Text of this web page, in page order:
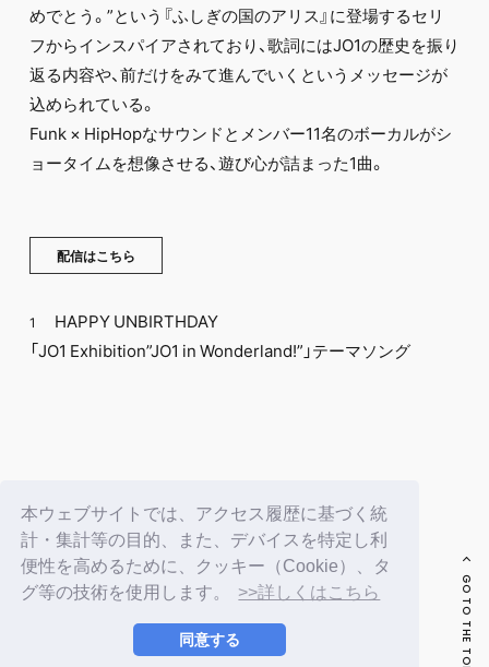
本ウェブサイトでは、アクセス履歴に基づく統
計・集計等の目的、また、デバイスを特定し利
便性を高めるために、クッキー（Cookie）、タ
グ等の技術を使用します。
>>詳しくはこちら
同意する
めでとう。”という『ふしぎの国のアリス』に登場するセリ
フからインスパイアされており、歌詞にはJO1の歴史を振り
返る内容や、前だけをみて進んでいくというメッセージが
込められている。
Funk × HipHopなサウンドとメンバー11名のボーカルがシ
ョータイムを想像させる、遊び心が詰まった1曲。
配信はこちら
1
HAPPY UNBIRTHDAY
「JO1 Exhibition”JO1 in Wonderland!”」テーマソング
GO TO THE TOP